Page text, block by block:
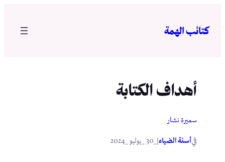
المحتوى
كتائب الهمة
أهداف الكتابة
سميرة نشار
فيأسنة الضياء